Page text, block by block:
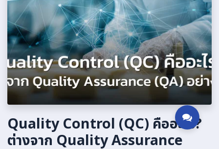
Quality Control (QC) คืออะไร?
ต่างจาก Quality Assurance